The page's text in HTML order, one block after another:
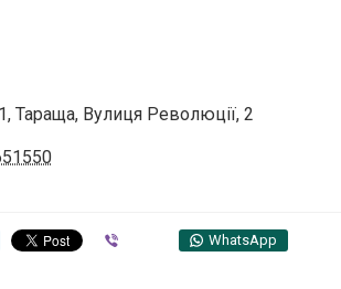
Тараща, Вулиця Революції, 2
WhatsApp